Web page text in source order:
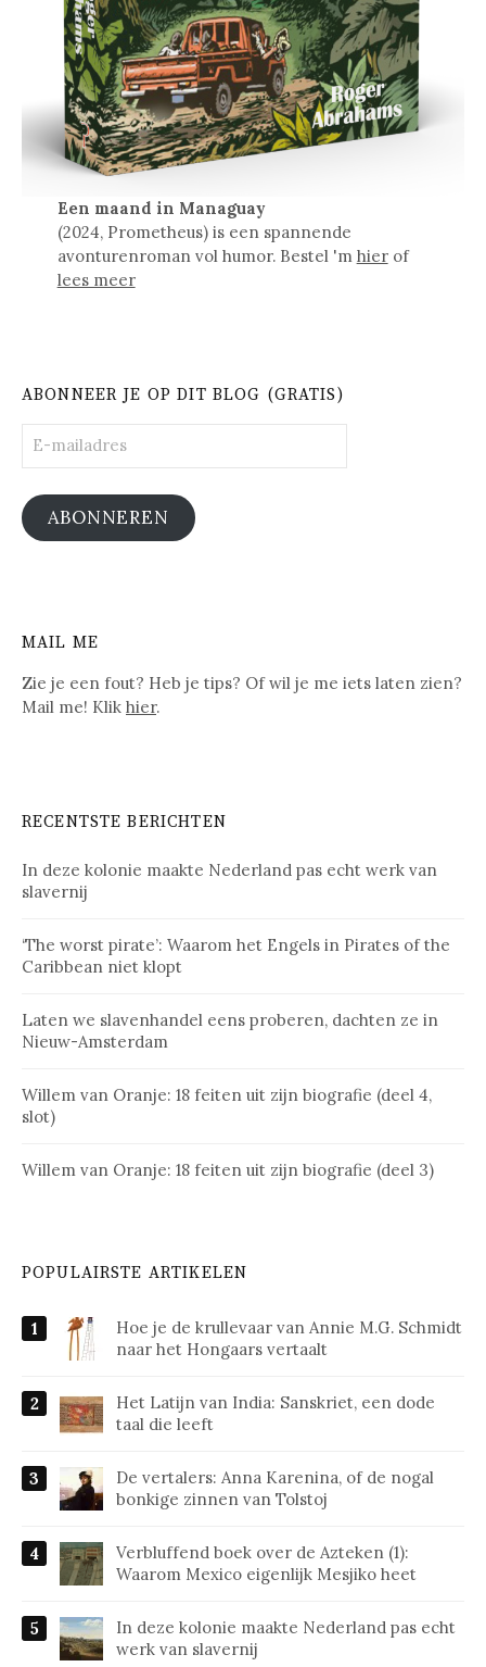
Een maand in Managuay
(2024, Prometheus) is een spannende
avonturenroman vol humor. Bestel 'm hierof
lees meer
ABONNEER JE OP DIT BLOG (GRATIS)
mailadres
ABONNEREN
MAIL ME
Zie je een fout? Heb je tips? Of wil je me iets laten zien?
Mail me! Klik hier.
RECENTSTE BERICHTEN
In deze kolonie maakte Nederland pas echt werk van
slavernij
‘The worst pirate’: Waarom het Engels in Pirates of the
Caribbean niet klopt
Laten we slavenhandel eens proberen, dachten ze in
Nieuw-Amsterdam
Willem van Oranje: 18 feiten uit zijn biografie (deel 4,
slot)
Willem van Oranje: 18 feiten uit zijn biografie (deel 3)
POPULAIRSTE ARTIKELEN
Hoe je de krullevaar van Annie M.G. Schmidt
naar het Hongaars vertaalt
Het Latijn van India: Sanskriet, een dode
taal die leeft
De vertalers: Anna Karenina, of de nogal
bonkige zinnen van Tolstoj
Verbluffend boek over de Azteken (1):
Waarom Mexico eigenlijk Mesjiko heet
In deze kolonie maakte Nederland pas echt
werk van slavernij